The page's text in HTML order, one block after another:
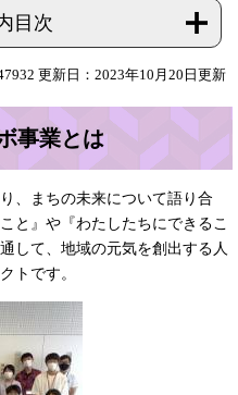
目次
更新日：2023年10月20日更新
事業とは
、まちの未来について語り合
と』や『わたしたちにできるこ
して、地域の元気を創出する人
トです。